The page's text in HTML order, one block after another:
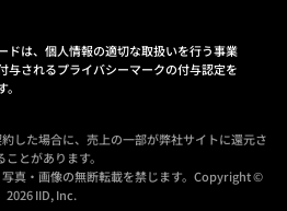
ドは、個人情報の適切な取扱いを行う事業
与されるプライバシーマークの付与認定を
した場合に、売上の一部が弊社サイトに還元さ
ことがあります。
真・画像の無断転載を禁じます。Copyright ©
2026 IID, Inc.